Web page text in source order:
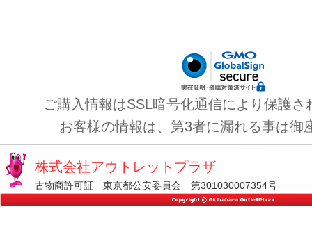
ご購入情報はSSL暗号化通信により保護さ
お客様の情報は、第3者に漏れる事は御
株式会社アウトレットプラザ
古物商許可証 東京都公安委員会 第301030007354号